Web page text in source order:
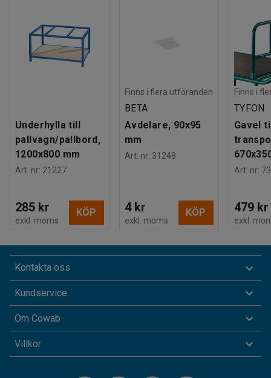
Underhylla till
pallvagn/pallbord,
1200x800 mm
Art. nr: 21227
285 kr
exkl. moms
KÖP
Finns i flera utföranden
BETA
Avdelare, 90x95
mm
Art. nr: 31248
4 kr
exkl. moms
KÖP
Finns i
TYFON
Gavel
Art. nr:
479 kr
exkl.
Kontakta oss
Kundservice
Om Cowab
Villkor